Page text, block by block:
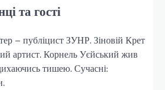
та гості
– публіцист ЗУНР. Зіновій Крет
артист. Корнель Уєйський жив
тишею. Сучасні: